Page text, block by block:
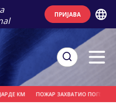
ПРИЈАВА
КМ ПОЖАР ЗАХВАТИО ПОПУЛАРНИ